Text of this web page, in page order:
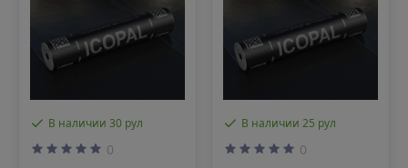
В наличии 30 рул
0
В наличии 25 рул
0